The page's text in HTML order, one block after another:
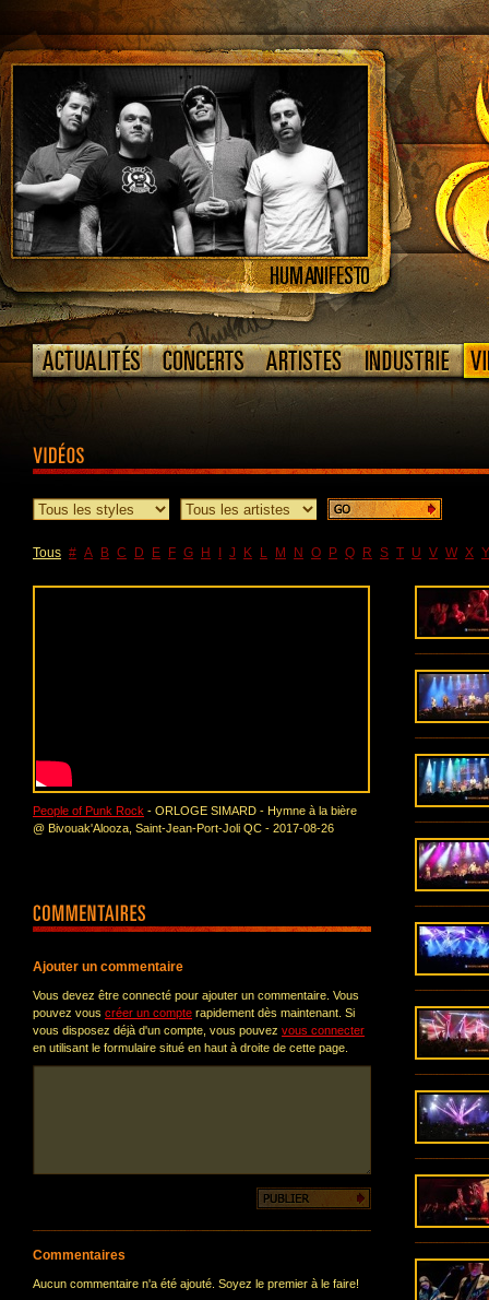
Tous # A B C D E F G H J K L M N O P Q R S T U V W X Y
People of Punk Rock - ORLOGE SIMARD - Hymne à la bière
@ Bivouak'Alooza, Saint-Jean-Port-Joli QC - 2017-08-26
Ajouter un commentaire
Vous devez être connecté pour ajouter un commentaire. Vous
pouvez vous créer un compte rapidement dès maintenant. Si
vous disposez déjà d'un compte, vous pouvez vous connecter
en utilisant le formulaire situé en haut à droite de cette page.
Commentaires
Aucun commentaire n'a été ajouté. Soyez le premier à le faire!